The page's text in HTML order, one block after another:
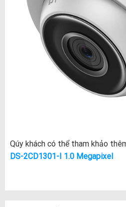
Qúy khách có thể tham khảo
DS-2CD1301-I 1.0 Megapixel